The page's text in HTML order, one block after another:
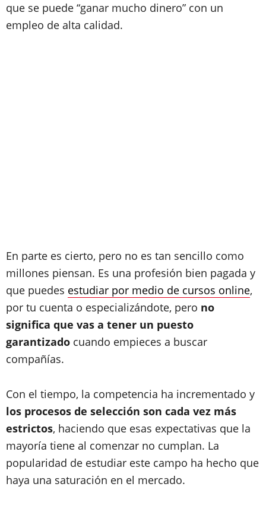
que se puede “ganar mucho dinero” con un
empleo de alta calidad.
En parte es cierto, pero no es tan sencillo como
millones piensan. Es una profesión bien pagada y
que puedes estudiar por medio de cursos online,
por tu cuenta o especializándote, pero no
significa que vas a tener un puesto
garantizado cuando empieces a buscar
compañías.
Con el tiempo, la competencia ha incrementado y
los procesos de selección son cada vez más
estrictos, haciendo que esas expectativas que la
mayoría tiene al comenzar no cumplan. La
popularidad de estudiar este campo ha hecho que
haya una saturación en el mercado.